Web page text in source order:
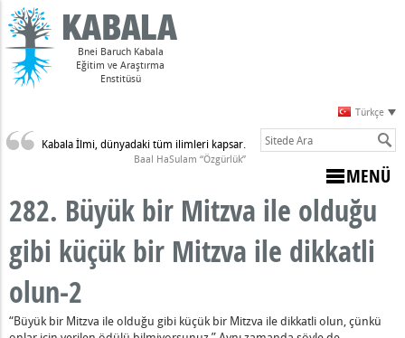
Bnei Baruch Kabala
Eğitim ve Araştırma
Enstitüsü
Türkçe
Kabala İlmi, dünyadaki tüm ilimleri kapsar.
Baal HaSulam “Özgürlük”
MENÜ
282. Büyük bir Mitzva ile olduğu
gibi küçük bir Mitzva ile dikkatli
olun-2
“Büyük bir Mitzva ile olduğu gibi küçük bir Mitzva ile dikkatli olun, çünkü